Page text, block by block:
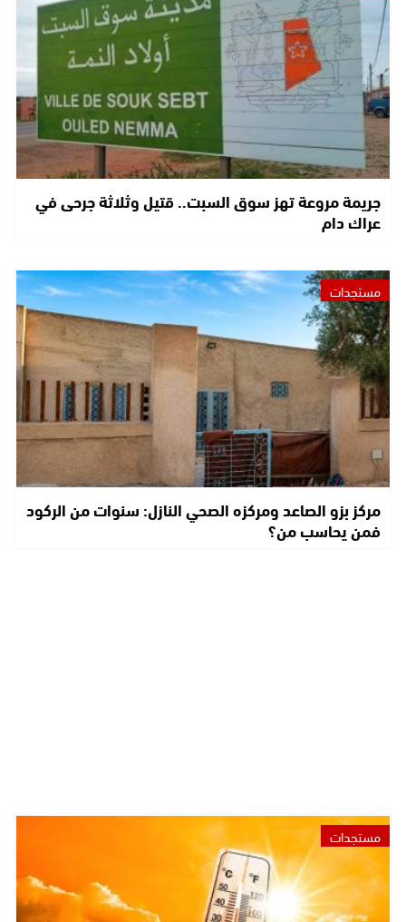
جريمة مروعة تهز سوق السبت.. قتيل وثلاثة جرحى في
عراك دام
مستجدات
مركز بزو الصاعد ومركزه الصحي النازل: سنوات من الركود
فمن يحاسب من؟
مستجدات